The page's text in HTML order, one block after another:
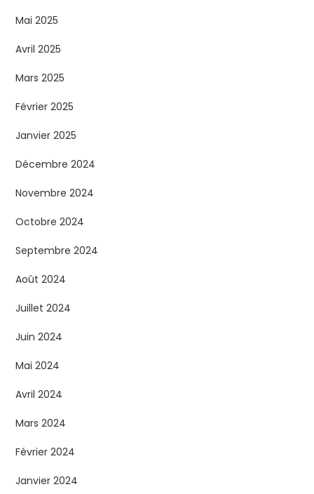
Mai 2025
Avril 2025
Mars 2025
Février 2025
Janvier 2025
Décembre 2024
Novembre 2024
Octobre 2024
Septembre 2024
Août 2024
Juillet 2024
Juin 2024
Mai 2024
Avril 2024
Mars 2024
Février 2024
Janvier 2024